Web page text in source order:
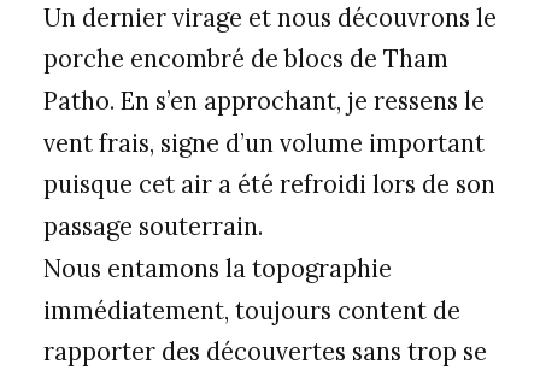
Un dernier virage et nous découvrons le
porche encombré de blocs de Tham
Patho. En s’en approchant, je ressens le
vent frais, signe d’un volume important
puisque cet air a été refroidi lors de son
passage souterrain.
Nous entamons la topographie
immédiatement, toujours content de
rapporter des découvertes sans trop se